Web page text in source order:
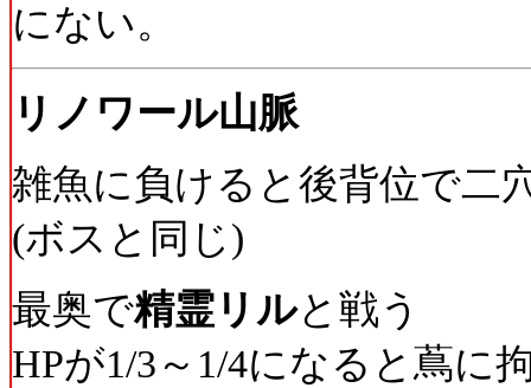
にない。
リノワール山脈
雑魚に負けると後背位で二
(ボスと同じ)
最奥で精霊リルと戦う
HPが1/3～1/4になると蔦に